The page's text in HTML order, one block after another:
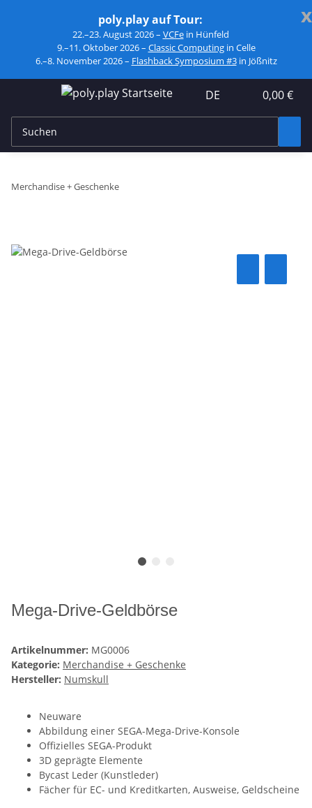
x
poly.play auf Tour:
22.–23. August 2026 – VCFein Hünfeld
9.–11. Oktober 2026 – Classic Computingin Celle
6.–8. November 2026 – Flashback Symposium #3in Jößnitz
DE 0,00 €
Merchandise + Geschenke
Mega-Drive-Geldbörse
Artikelnummer: MG0006
Kategorie: Merchandise + Geschenke
Hersteller: Numskull
Neuware
Abbildung einer SEGA-Mega-Drive-Konsole
Offizielles SEGA-Produkt
3D geprägte Elemente
Bycast Leder (Kunstleder)
Fächer für EC- und Kreditkarten, Ausweise, Geldscheine